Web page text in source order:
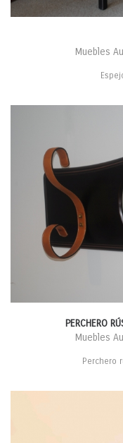
Muebles
PERCHERO
Muebles
Perchero